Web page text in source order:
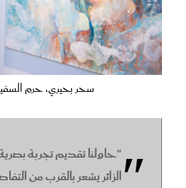
سحر بحيري، حرم
"حاولنا تقديم تجربة
الزائر يشعر بالقرب من